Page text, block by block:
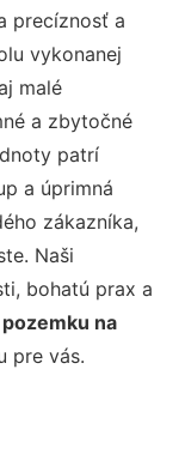
precíznosť a
vykonanej
malé
a zbytočné
patrí
a úprimná
zákazníka,
Naši
bohatú prax a
na
pre vás.